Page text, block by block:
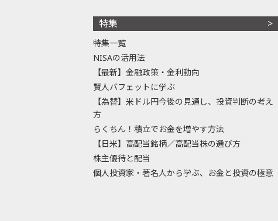
特集
特集一覧
NISAの活用法
【最新】金融政策・金利動向
賢人バフェットに学ぶ
【為替】米ドル円今後の見通し、投資判断の考え
方
らくちん！積立でお金を増やす方法
【日米】高配当銘柄／高配当株の選び方
株主優待と配当
個人投資家・著名人から学ぶ、お金と投資の極意